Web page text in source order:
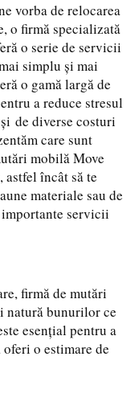
vorba de relocarea
o firmă specializată
o serie de servicii
simplu și mai
o gamă largă de
a reduce stresul
de diverse costuri
care sunt
mobilă Move
încât să te
materiale sau de
servicii
firmă de mutări
natură bunurilor ce
esențial pentru a
o estimare de